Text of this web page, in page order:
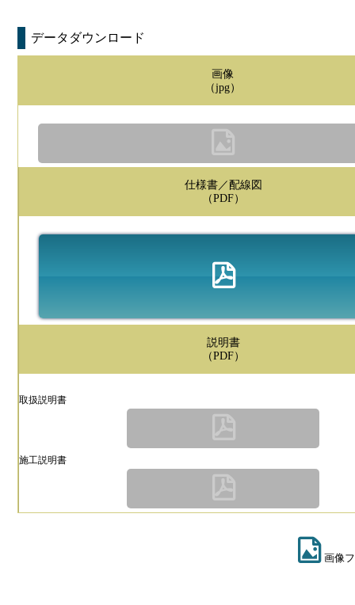
データダウンロード
画像
（jpg）
仕様書／配線図
（PDF）
説明書
（PDF）
取扱説明書
施工説明書
画像